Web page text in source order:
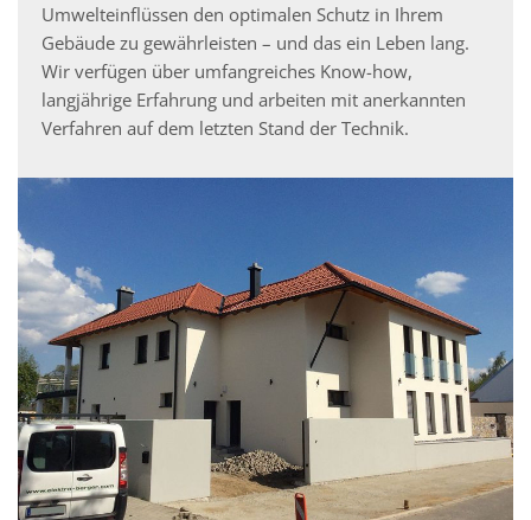
Umwelteinflüssen den optimalen Schutz in Ihrem
Gebäude zu gewährleisten – und das ein Leben lang.
Wir verfügen über umfangreiches Know-how,
langjährige Erfahrung und arbeiten mit anerkannten
Verfahren auf dem letzten Stand der Technik.